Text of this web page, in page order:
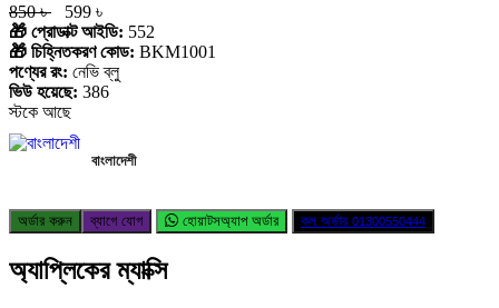
850 ৳
599 ৳
🎁 প্রোডাক্ট আইডি: 552
🎁 চিহ্নিতকরণ কোড: BKM1001
পণ্যের রং: নেভি ব্লু
ভিউ হয়েছে: 386
স্টকে আছে
বাংলাদেশী
অর্ডার করুন ব্যাগে যোগ হোয়াটসঅ্যাপ অর্ডার কল অর্ডার 01300550444
অ্যাপ্লিকের ম্যাক্সি